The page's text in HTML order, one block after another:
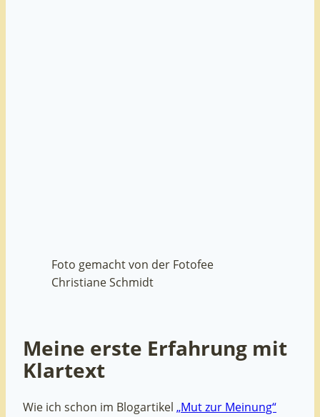
Foto gemacht von der Fotofee
Christiane Schmidt
Meine erste Erfahrung mit
Klartext
Wie ich schon im Blogartikel „Mut zur Meinung“